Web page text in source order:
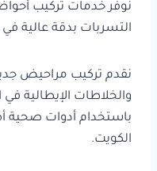
نوفر خدمات تركيب
التسربات بدقة عالية
نقدم تركيب مراحيض
والخلاطات الإيطالية
باستخدام أدوات صحية
الكويت.